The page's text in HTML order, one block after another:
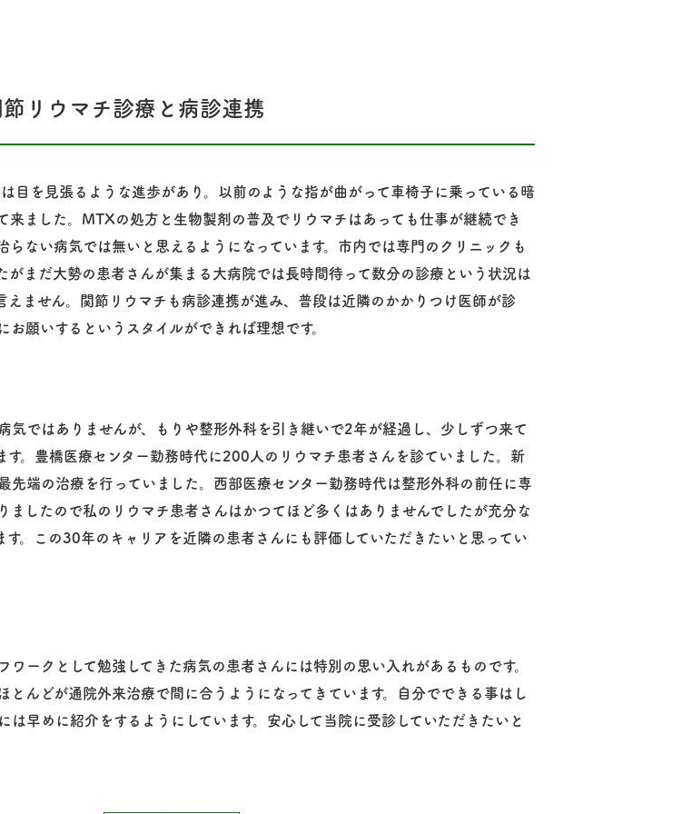
節リウマチ診療と病診連携
目を見張るような進歩があり。以前のような指が曲がって車椅子に乗っている暗
来ました。MTXの処方と生物製剤の普及でリウマチはあっても仕事が継続でき
らない病気では無いと思えるようになっています。市内では専門のクリニックも
がまだ大勢の患者さんが集まる大病院では長時間待って数分の診療という状況は
えません。関節リウマチも病診連携が進み、普段は近隣のかかりつけ医師が診
お願いするというスタイルができれば理想です。
気ではありませんが、もりや整形外科を引き継いで2年が経過し、少しずつ来て
す。豊橋医療センター勤務時代に200人のリウマチ患者さんを診ていました。新
先端の治療を行っていました。西部医療センター勤務時代は整形外科の前任に専
ましたので私のリウマチ患者さんはかつてほど多くはありませんでしたが充分な
す。この30年のキャリアを近隣の患者さんにも評価していただきたいと思ってい
ワークとして勉強してきた病気の患者さんには特別の思い入れがあるものです。
とんどが通院外来治療で間に合うようになってきています。自分でできる事はし
は早めに紹介をするようにしています。安心して当院に受診していただきたいと